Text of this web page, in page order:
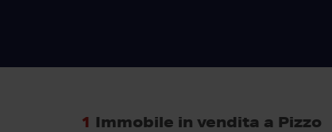
1 Immobile in vendita a Pizzo